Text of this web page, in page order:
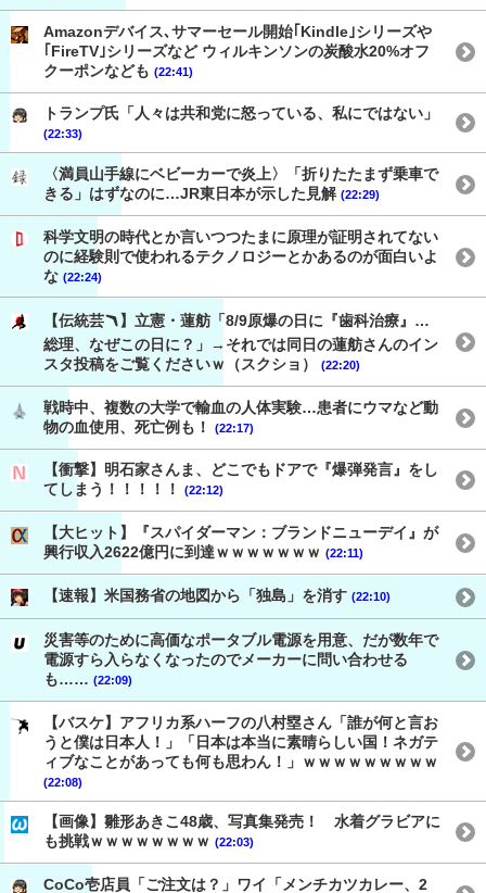
Amazonデバイス､サマーセール開始｢Kindle｣シリーズや
｢FireTV｣シリーズなど ウィルキンソンの炭酸水20%オフ
クーポンなども (22:41)
トランプ氏「人々は共和党に怒っている、私にではない」
(22:33)
〈満員山手線にベビーカーで炎上〉「折りたたまず乗車で
きる」はずなのに…JR東日本が示した見解 (22:29)
科学文明の時代とか言いつつたまに原理が証明されてない
のに経験則で使われるテクノロジーとかあるのが面白いよ
な (22:24)
【伝統芸🪃】立憲・蓮舫「8/9原爆の日に『歯科治療』…
総理、なぜこの日に？」→それでは同日の蓮舫さんのイン
スタ投稿をご覧くださいｗ（スクショ）
(22:20)
戦時中、複数の大学で輸血の人体実験…患者にウマなど動
物の血使用、死亡例も！
(22:17)
【衝撃】明石家さんま、どこでもドアで『爆弾発言』をし
てしまう！！！！！
(22:12)
【大ヒット】『スパイダーマン：ブランドニューデイ』が
興行収入2622億円に到達ｗｗｗｗｗｗｗ (22:11)
【速報】米国務省の地図から「独島」を消す (22:10)
災害等のために高価なポータブル電源を用意、だが数年で
電源すら入らなくなったのでメーカーに問い合わせる
も…… (22:09)
【バスケ】アフリカ系ハーフの八村塁さん「誰が何と言お
うと僕は日本人！」「日本は本当に素晴らしい国！ネガテ
ィブなことがあっても何も思わん！」ｗｗｗｗｗｗｗｗｗ
(22:08)
【画像】雛形あきこ48歳、写真集発売！ 水着グラビアに
も挑戦ｗｗｗｗｗｗｗｗ (22:03)
CoCo壱店員「ご注文は？」ワイ「メンチカツカレー、2